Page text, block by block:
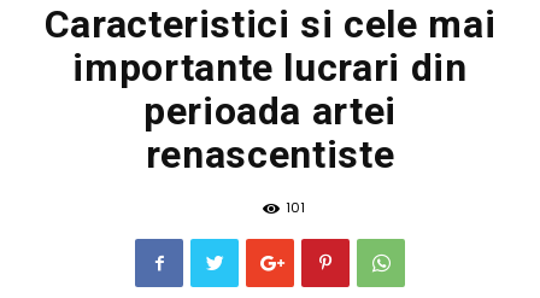
Online
Caracteristici si cele mai
importante lucrari din
perioada artei
renascentiste
101